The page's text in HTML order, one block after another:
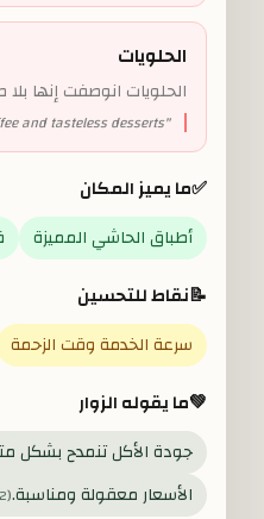
الحلويات
الحلويات انوصفت إنها
"
and tasteless desserts.
✅ما يميز المكان
أطباق الحاشي المميزة
📝نقاط للتحسين
سرعة الخدمة وقت الزحمة
💚ما يقوله الزوار
جودة الأكل تنمدح بشكل
الأسعار معقولة ومناسبة.(
2